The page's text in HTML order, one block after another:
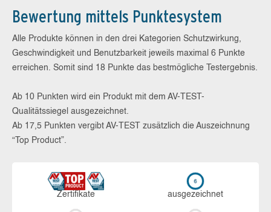
Bewertung mittels Punktesystem
Alle Produkte können in den drei Kategorien Schutzwirkung,
Geschwindigkeit und Benutzbarkeit jeweils maximal 6 Punkte
erreichen. Somit sind 18 Punkte das bestmögliche Testergebnis.
Ab 10 Punkten wird ein Produkt mit dem AV-TEST-
Qualitätssiegel ausgezeichnet.
Ab 17,5 Punkten vergibt AV-TEST zusätzlich die Auszeichnung
“Top Product”.
Zerti­fikate aus­ge­zeich­net